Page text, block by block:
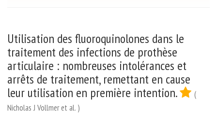
Utilisation des fluoroquinolones dans le
traitement des infections de prothèse
articulaire : nombreuses intolérances et
arrêts de traitement, remettant en cause
leur utilisation en première intention.
(
Nicholas J Vollmer et al. )